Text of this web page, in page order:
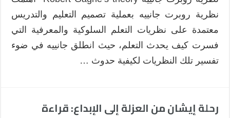
التصميم
التعليمي
Robert
Gagne’s
theory
نظرية روبرت جانييه بعملية تصميم التعليم والتدريس
معتمدة على نظريات التعلم السلوكية والمعرفية التي
فسرت كيف يحدث التعلم، حيث انطلق جانييه في ضوء
تفسير تلك النظريات لكيفية حدوث …
رحلة إيشان من العزلة إلى الإبداع: قراءة